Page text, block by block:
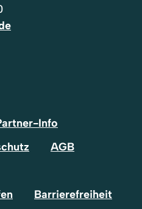
Info
AGB
Barrierefreiheit